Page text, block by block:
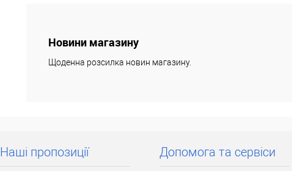
Порівняння
протягом 2-5 днів після повної
передоплати (упаковку оплачує
Новини магазину
Щоденна розсилка новин магазину.
Наші пропозиції Допомога та сервіси